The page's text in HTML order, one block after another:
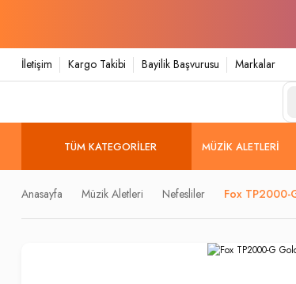
İletişim Kargo Takibi Bayilik Başvurusu Markalar
TÜM KATEGORILER MÜZIK ALETLERI
Anasayfa Müzik Aletleri Nefesliler Fox